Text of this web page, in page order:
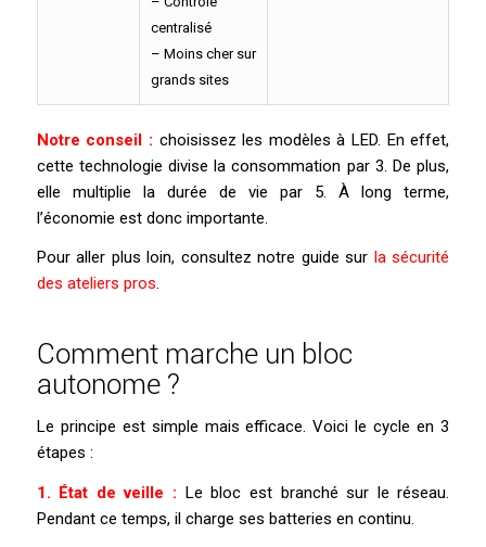
centralisé
– Moins cher sur
grands sites
Notre conseil : choisissez les modèles à LED. En effet,
cette technologie divise la consommation par 3. De plus,
elle multiplie la durée de vie par 5. À long terme,
l’économie est donc importante.
Pour aller plus loin, consultez notre guide sur la sécurité
des ateliers pros.
Comment marche un bloc
autonome ?
Le principe est simple mais efficace. Voici le cycle en 3
étapes :
1. État de veille : Le bloc est branché sur le réseau.
Pendant ce temps, il charge ses batteries en continu.